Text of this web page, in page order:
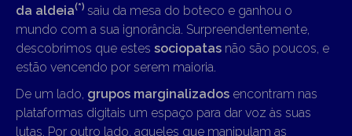
da aldeia(*) saiu da mesa do boteco e ganhou o
mundo com a sua ignorância. Surpreendentemente,
descobrimos que estes sociopatas não são poucos, e
estão vencendo por serem maioria.
De um lado, grupos marginalizados encontram nas
plataformas digitais um espaço para dar voz às suas
lutas. Por outro lado, aqueles que manipulam as